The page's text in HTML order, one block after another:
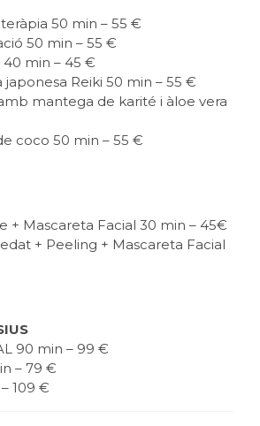
50 min – 55 €
50 min – 55 €
min – 45 €
Reiki 50 min – 55 €
mantega de karité i àloe vera
coco 50 min – 55 €
+ Mascareta Facial 30 min – 45€
+ Peeling + Mascareta Facial
90 min – 99 €
– 79 €
109 €